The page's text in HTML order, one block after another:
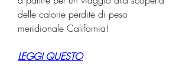
delle calorie perdite di peso
meridionale California!
LEGGI QUESTO